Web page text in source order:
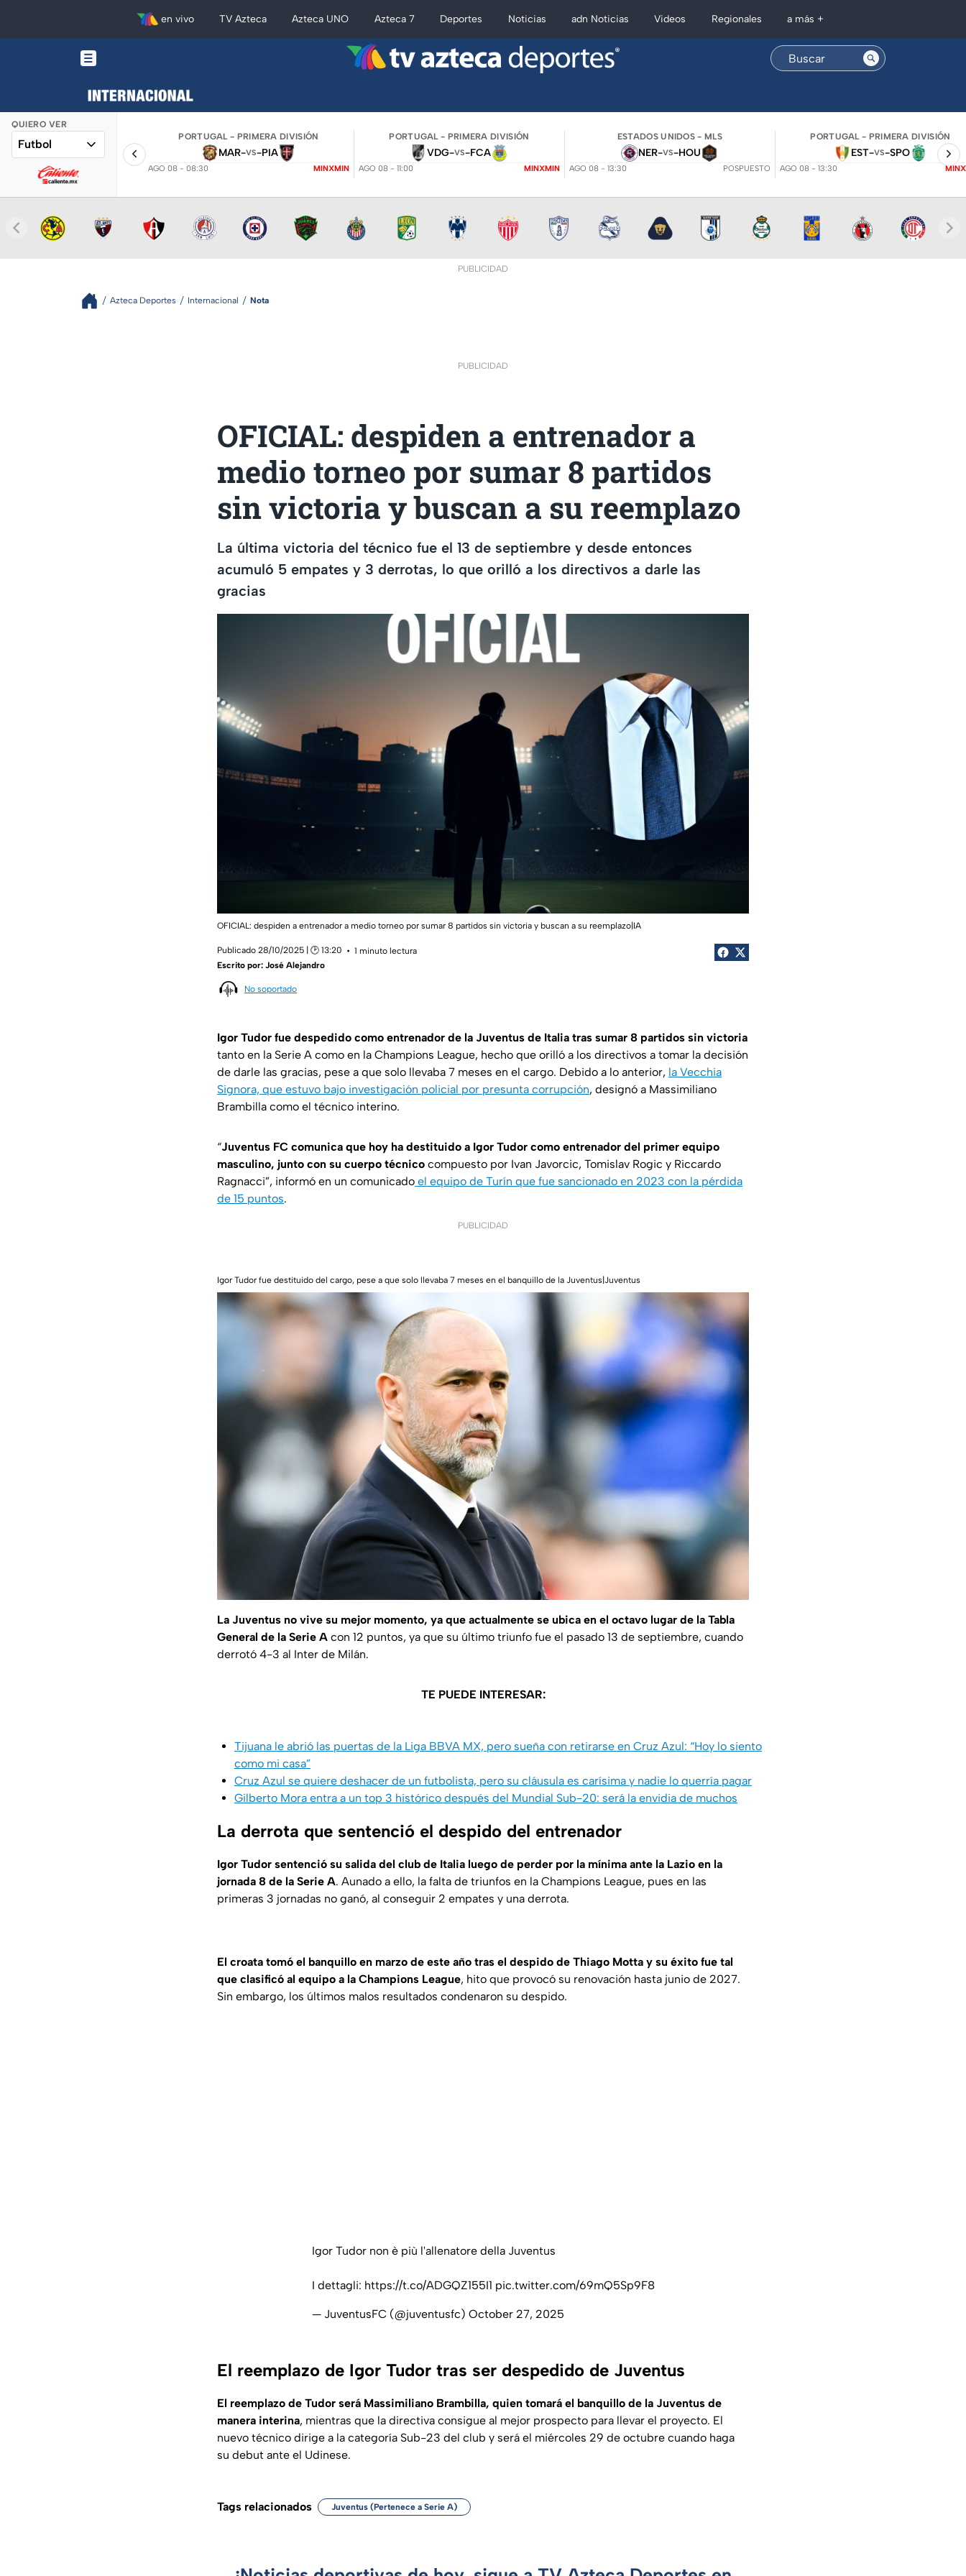
en vivo TV Azteca Azteca UNO Azteca 7 Deportes Noticias adn Noticias Videos Regionales a más +
QUIERO VER
Futbol
PORTUGAL - PRIMERA DIVISIÓN
MAR-VS-PIA
AGO 08 - 08:30 MINXMIN
PORTUGAL - PRIMERA DIVISIÓN
VDG-VS-FCA
AGO 08 - 11:00 MINXMIN
ESTADOS UNIDOS - MLS
NER-VS-HOU
AGO 08 - 13:30 POSPUESTO
PORTUGAL - PRIMERA DIVISIÓN
EST-VS-SPO
AGO 08 - 13:30
PUBLICIDAD
Azteca Deportes Internacional Nota
PUBLICIDAD
OFICIAL: despiden a entrenador a
medio torneo por sumar 8 partidos
sin victoria y buscan a su reemplazo
La última victoria del técnico fue el 13 de septiembre y desde entonces
acumuló 5 empates y 3 derrotas, lo que orilló a los directivos a darle las
gracias
OFICIAL: despiden a entrenador a medio torneo por sumar 8 partidos sin victoria y buscan a su reemplazo|IA
Publicado 28/10/2025 | 🕑 13:20
1 minuto lectura
Escrito por: José Alejandro
No soportado
Igor Tudor fue despedido como entrenador de la Juventus de Italia tras sumar 8 partidos sin victoria
tanto en la Serie A como en la Champions League, hecho que orilló a los directivos a tomar la decisión
de darle las gracias, pese a que solo llevaba 7 meses en el cargo. Debido a lo anterior, la Vecchia
Signora, que estuvo bajo investigación policial por presunta corrupción, designó a Massimiliano
Brambilla como el técnico interino.
“Juventus FC comunica que hoy ha destituido a Igor Tudor como entrenador del primer equipo
masculino, junto con su cuerpo técnico compuesto por Ivan Javorcic, Tomislav Rogic y Riccardo
Ragnacci”, informó en un comunicado el equipo de Turín que fue sancionado en 2023 con la pérdida
de 15 puntos.
PUBLICIDAD
Igor Tudor fue destituido del cargo, pese a que solo llevaba 7 meses en el banquillo de la Juventus|Juventus
La Juventus no vive su mejor momento, ya que actualmente se ubica en el octavo lugar de la Tabla
General de la Serie A con 12 puntos, ya que su último triunfo fue el pasado 13 de septiembre, cuando
derrotó 4-3 al Inter de Milán.
TE PUEDE INTERESAR:
Tijuana le abrió las puertas de la Liga BBVA MX, pero sueña con retirarse en Cruz Azul: “Hoy lo siento
como mi casa”
Cruz Azul se quiere deshacer de un futbolista, pero su cláusula es carísima y nadie lo querría pagar
Gilberto Mora entra a un top 3 histórico después del Mundial Sub-20: será la envidia de muchos
La derrota que sentenció el despido del entrenador
Igor Tudor sentenció su salida del club de Italia luego de perder por la mínima ante la Lazio en la
jornada 8 de la Serie A. Aunado a ello, la falta de triunfos en la Champions League, pues en las
primeras 3 jornadas no ganó, al conseguir 2 empates y una derrota.
El croata tomó el banquillo en marzo de este año tras el despido de Thiago Motta y su éxito fue tal
que clasificó al equipo a la Champions League, hito que provocó su renovación hasta junio de 2027.
Sin embargo, los últimos malos resultados condenaron su despido.
Igor Tudor non è più l'allenatore della Juventus
I dettagli: https://t.co/ADGQZ155I1 pic.twitter.com/69mQ5Sp9F8
— JuventusFC (@juventusfc) October 27, 2025
El reemplazo de Igor Tudor tras ser despedido de Juventus
El reemplazo de Tudor será Massimiliano Brambilla, quien tomará el banquillo de la Juventus de
manera interina, mientras que la directiva consigue al mejor prospecto para llevar el proyecto. El
nuevo técnico dirige a la categoría Sub-23 del club y será el miércoles 29 de octubre cuando haga
su debut ante el Udinese.
Tags relacionados Juventus (Pertenece a Serie A)